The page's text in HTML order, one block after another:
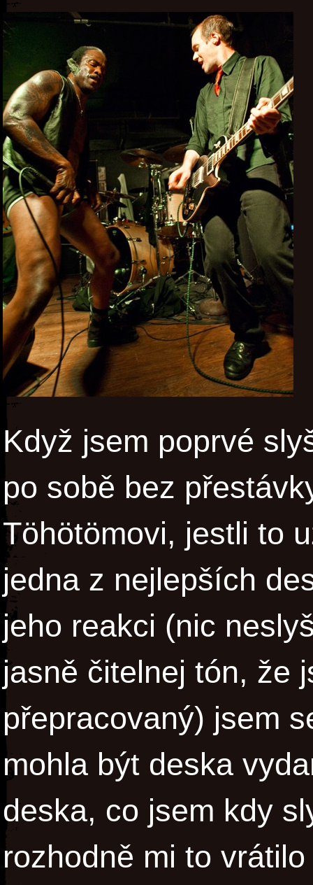
Když jsem poprvé
po sobě bez
Töhötömovi, jestli to
jedna z nejlepších
jeho reakci (nic
jasně čitelnej tón, že
přepracovaný) jsem
mohla být deska
deska, co jsem kdy
rozhodně mi to